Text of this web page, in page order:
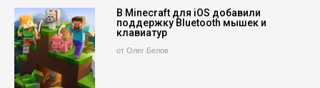
В Minecraft для iOS добавили
поддержку Bluetooth мышек и
клавиатур
от Олег Белов